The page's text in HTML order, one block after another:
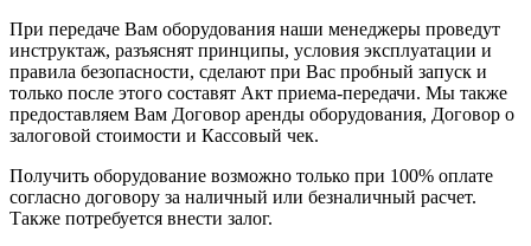
При передаче Вам оборудования наши менеджеры проведут
инструктаж, разъяснят принципы, условия эксплуатации и
правила безопасности, сделают при Вас пробный запуск и
только после этого составят Акт приема-передачи. Мы также
предоставляем Вам Договор аренды оборудования, Договор о
залоговой стоимости и Кассовый чек.
Получить оборудование возможно только при 100% оплате
согласно договору за наличный или безналичный расчет.
Также потребуется внести залог.